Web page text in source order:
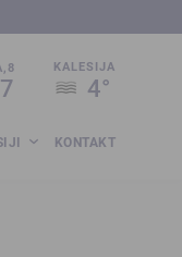
KALESIJA
4°
KONTAKT